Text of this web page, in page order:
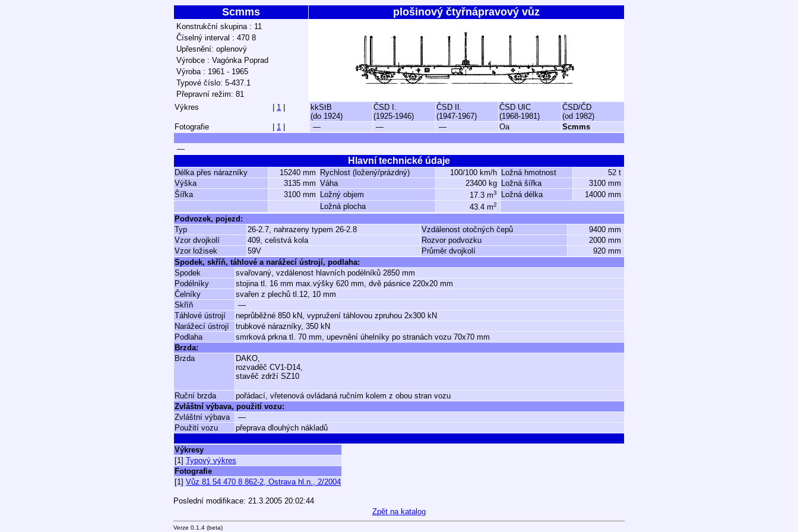
Scmms plošinový čtyřnápravový vůz
Konstrukční skupina : 11
Číselný interval : 470 8
Upřesnění: oplenový
Výrobce : Vagónka Poprad
Výroba : 1961 - 1965
Typové číslo: 5-437.1
Přepravní režim: 81
Výkres
1
kkStB
(do 1924)
ČSD I.
(1925-1946)
ČSD II.
(1947-1967)
ČSD UIC
(1968-1981)
ČSD/ČD
(od 1982)
Fotografie
1 — — — Oa Scmms
—
Hlavní technické údaje
Délka přes nárazníky 15240 mm Rychlost (ložený/prázdný) 100/100 km/h Ložná hmotnost
52 t
Výška
3135 mm Váha 23400 kg Ložná šířka
3100 mm
Šířka
3100 mm Ložný objem 17.3 m3 Ložná délka
14000 mm
Ložná plocha
43.4 m2
Podvozek, pojezd:
Typ
26-2.7, nahrazeny typem 26-2.8 Vzdálenost otočných čepů
9400 mm
Vzor dvojkolí
409, celistvá kola Rozvor podvozku
2000 mm
Vzor ložisek
59V Průměr dvojkolí
920 mm
Spodek, skříň, táhlové a narážecí ústrojí, podlaha:
Spodek
svařovaný, vzdálenost hlavních podélníků 2850 mm
Podélníky
stojina tl. 16 mm max.výšky 620 mm, dvě pásnice 220x20 mm
Čelníky
svařen z plechů tl.12, 10 mm
Skříň
—
Táhlové ústrojí
neprůběžné 850 kN, vypružení táhlovou zpruhou 2x300 kN
Narážecí ústrojí
trubkové nárazníky, 350 kN
Podlaha
smrková prkna tl. 70 mm, upevnění úhelníky po stranách vozu 70x70 mm
Brzda:
Brzda
DAKO,
rozvaděč CV1-D14,
stavěč zdrží SZ10
Ruční brzda
pořádací, vřetenová ovládaná ručním kolem z obou stran vozu
Zvláštní výbava, použití vozu:
Zvláštní výbava
—
Použití vozu
přeprava dlouhých nákladů
Výkresy
[1] Typový výkres
Fotografie
[1] Vůz 81 54 470 8 862-2, Ostrava hl.n., 2/2004
Poslední modifikace: 21.3.2005 20:02:44
Zpět na katalog
Verze 0.1.4 (beta)